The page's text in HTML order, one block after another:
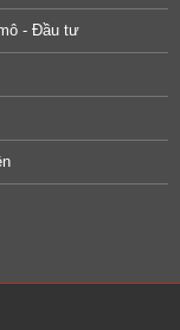
- Đầu tư